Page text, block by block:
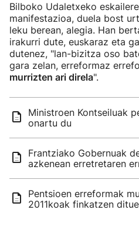
Bilboko Udaletxeko
manifestazioa, duela bost
leku berean, alegia. Han
irakurri dute, euskaraz eta
dutenez, "lan-bizitza oso
gara zelan, erreformaz
murrizten ari direla".
Ministroen Kontseiluak
onartu du
Frantziako Gobernuak
azkenean erretretaren
Pentsioen erreformak
2011koak finkatzen